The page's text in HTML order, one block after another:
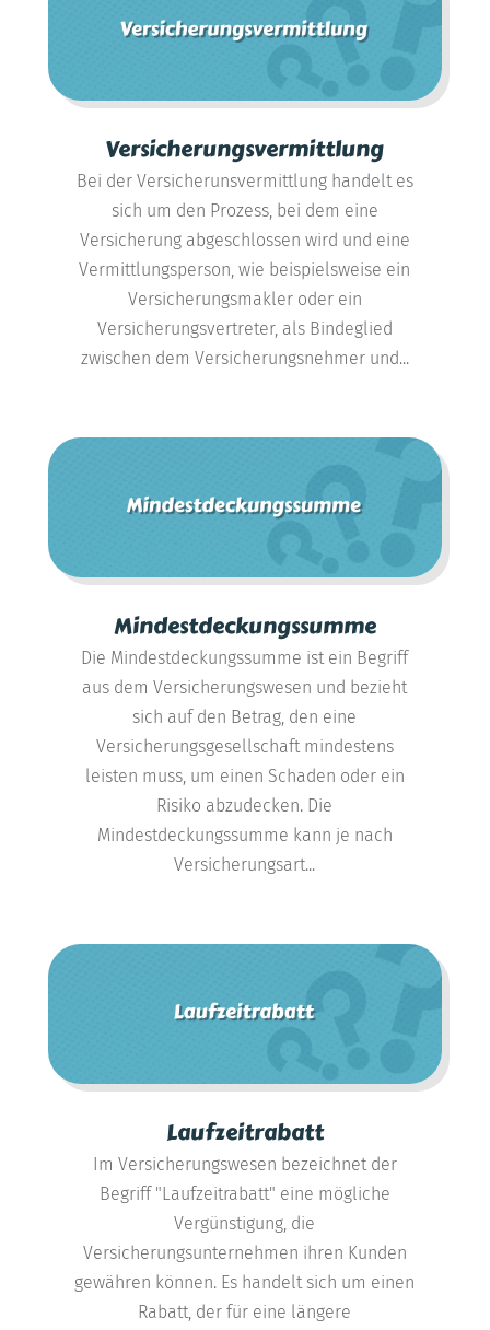
Versicherungsvermittlung
Bei der Versicherunsvermittlung handelt es
sich um den Prozess, bei dem eine
Versicherung abgeschlossen wird und eine
Vermittlungsperson, wie beispielsweise ein
Versicherungsmakler oder ein
Versicherungsvertreter, als Bindeglied
zwischen dem Versicherungsnehmer und...
Mindestdeckungssumme
Die Mindestdeckungssumme ist ein Begriff
aus dem Versicherungswesen und bezieht
sich auf den Betrag, den eine
Versicherungsgesellschaft mindestens
leisten muss, um einen Schaden oder ein
Risiko abzudecken. Die
Mindestdeckungssumme kann je nach
Versicherungsart...
Laufzeitrabatt
Im Versicherungswesen bezeichnet der
Begriff "Laufzeitrabatt" eine mögliche
Vergünstigung, die
Versicherungsunternehmen ihren Kunden
gewähren können. Es handelt sich um einen
Rabatt, der für eine längere